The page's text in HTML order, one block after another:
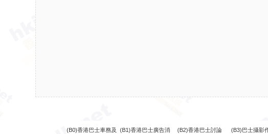
(B0)香港巴士車務及
(B1)香港巴士廣告消
(B2)香港巴士討論
(B3)巴士攝影